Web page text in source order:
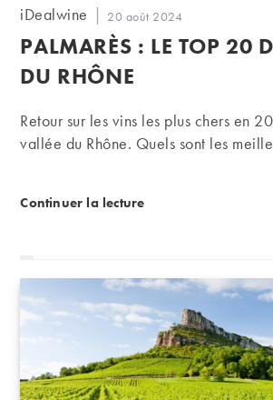
Auteur/autrice
la
publication :
iDealwine
Publication
publiée :
20 août 2024
PALMARÈS : LE TOP 20
DU RHÔNE
Retour sur les vins les plus chers en
vallée du Rhône. Quels sont les
Continuer la lecturePalmarès : le TOP 20 des